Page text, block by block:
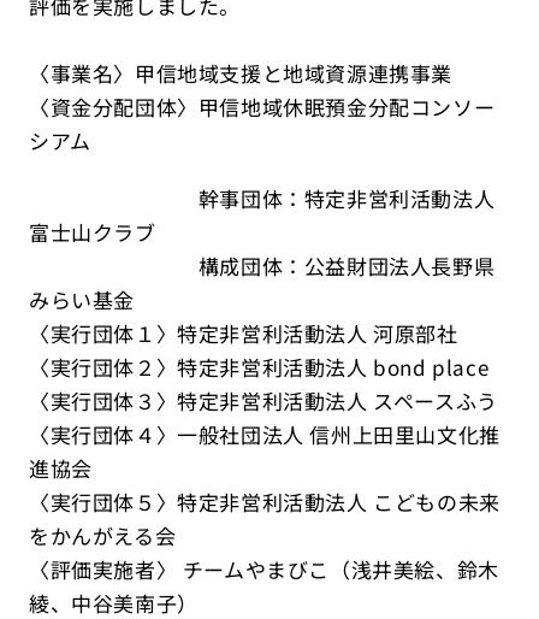
〈事業名〉甲信地域支援と地域資源連携事業
〈資金分配団体〉甲信地域休眠預金分配コンソー
シアム
幹事団体：特定非営利活動法人
富士山クラブ
構成団体：公益財団法人長野県
みらい基金
〈実行団体１〉特定非営利活動法人 河原部社
〈実行団体２〉特定非営利活動法人 bond place
〈実行団体３〉特定非営利活動法人 スペースふう
〈実行団体４〉一般社団法人 信州上田里山文化推
進協会
〈実行団体５〉特定非営利活動法人 こどもの未来
をかんがえる会
〈評価実施者〉 チームやまびこ（浅井美絵、鈴木
綾、中谷美南子）